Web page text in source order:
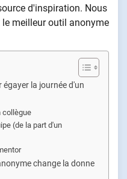
d'inspiration. Nous
meilleur outil anonyme
la journée d'un
collègue
(de la part d'un
change la donne